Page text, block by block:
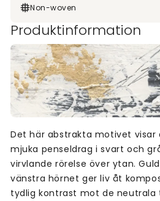
Non-woven
Produktinformation
Det här abstrakta motivet visar
mjuka penseldrag i svart och
virvlande rörelse över ytan.
vänstra hörnet ger liv åt
tydlig kontrast mot de neutrala